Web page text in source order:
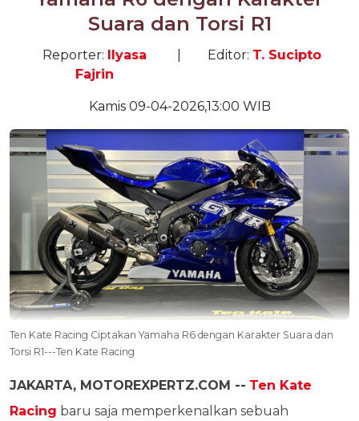
Suara dan Torsi R1
Reporter: Ilyasa
Fajrin
Editor: T. Sucipto
Kamis 09-04-2026,13:00 WIB
Ten Kate Racing Ciptakan Yamaha R6 dengan Karakter Suara dan
Torsi R1---Ten Kate Racing
JAKARTA, MOTOREXPERTZ.COM -- Ten Kate
Racing baru saja memperkenalkan sebuah